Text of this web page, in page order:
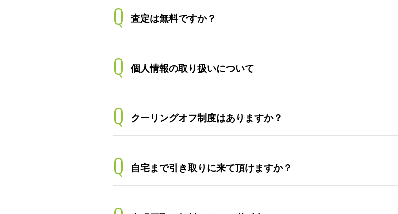
Q 査定は無料ですか？
Q 個人情報の取り扱いについて
Q クーリングオフ制度はありますか？
Q 自宅まで引き取りに来て頂けますか？